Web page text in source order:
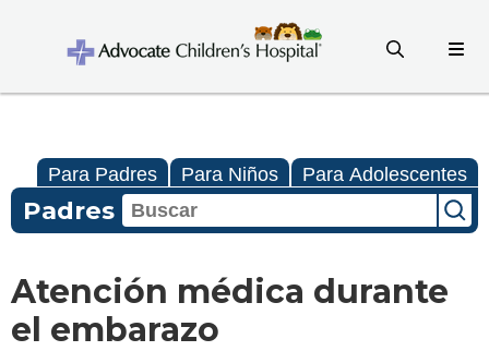
Para Padres Para Niños Para Adolescentes
Padres
Atención médica durante
el embarazo